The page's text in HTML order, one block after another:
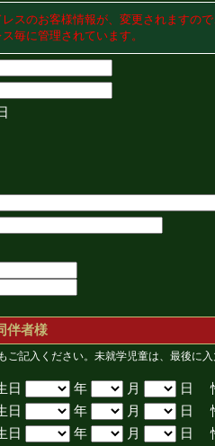
スのお客様情報が、変更されますので
に管理されています。
伴者様
記入ください。未就学児童は、最後に入
日 年 月
日
日 年 月
日
日 年 月
日